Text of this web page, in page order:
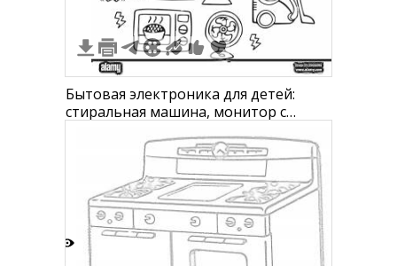
Бытовая электроника для детей:
стиральная машина, монитор с
вентилятор, утюг, фен для волос,
миксер, фотоаппарат, камерофон,
наушники, сушилка для волос,
блэндер, микроволновая печь, плеер
с наушниками, радиоприемник,
колонк